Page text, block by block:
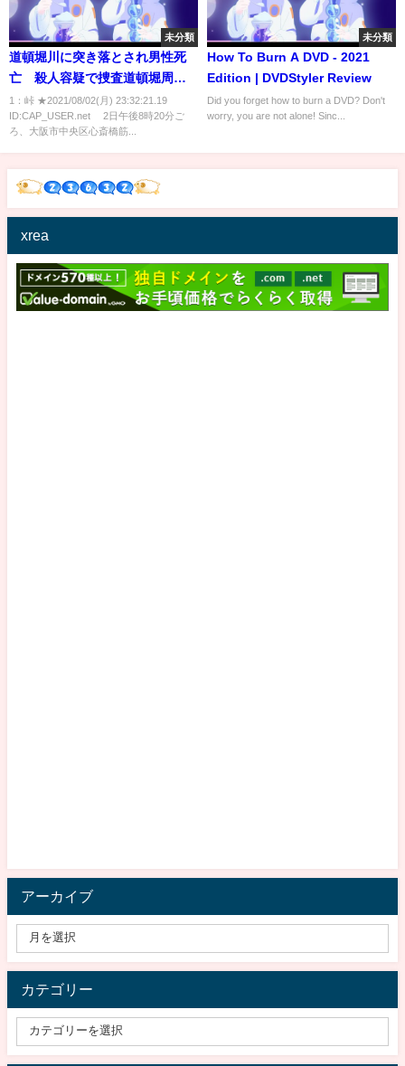
未分類
道頓堀川に突き落とされ男性死
亡 殺人容疑で捜査道頓堀周辺
を調べる警察官ら 大阪府警 [峠
★]
1：峠 ★2021/08/02(月) 23:32:21.19
ID:CAP_USER.net 2日午後8時20分ご
ろ、大阪市中央区心斎橋筋...
未分類
How To Burn A DVD - 2021
Edition | DVDStyler Review
Did you forget how to burn a DVD? Don't
worry, you are not alone! Sinc...
xrea
アーカイブ
カテゴリー